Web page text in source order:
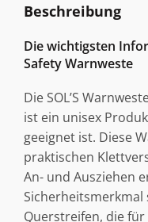
Beschreibung
Die wichtigsten
Safety Warnweste
Die SOL’S
ist ein unisex
geeignet ist. Diese
praktischen
An- und Ausziehen
Querstreifen, die